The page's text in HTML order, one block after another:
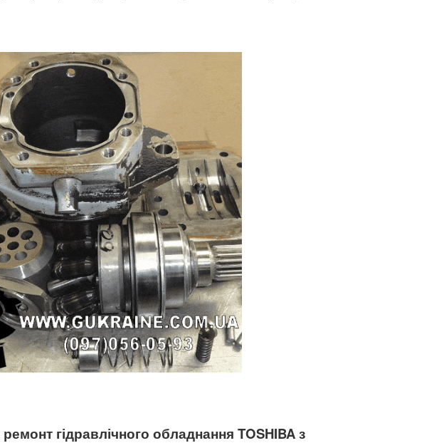
ремонт гідравлічного обладнання TOSHIBAз